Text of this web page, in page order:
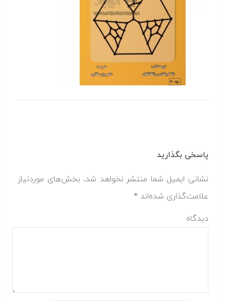
پاسخی بگذارید
نشانی ایمیل شما منتشر نخواهد شد. بخش‌های موردنیاز
علامت‌گذاری شده‌اند *
دیدگاه